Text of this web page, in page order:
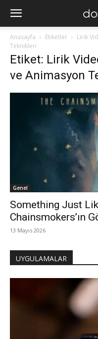
Anasayfa Etiketler
Lirik
Teknikleri
Etiket: Lirik
ve Animasyon
Genel
Something Just
Chainsmokers’ın
13 Mayıs 2026
UYGULAMALAR